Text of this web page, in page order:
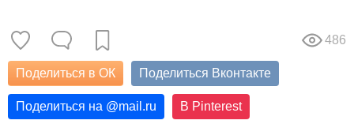
486
Поделиться в ОК Поделиться Вконтакте
Поделиться на @mail.ru В Pinterest